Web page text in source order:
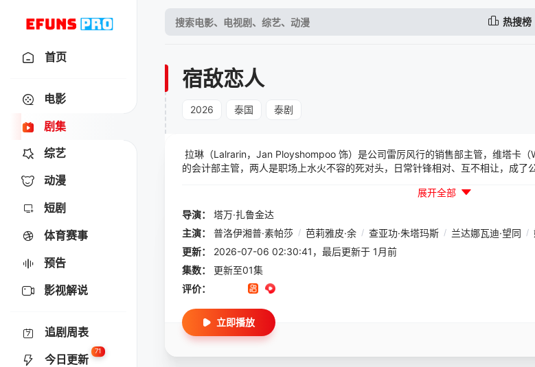
热搜榜
首页
电影
剧集
综艺
动漫
短剧
体育赛事
预告
影视解说
追剧周表
今日更新
71
宿敌恋人
2026 泰国 泰剧
拉琳（Lalrarin，Jan Ployshompoo 饰）是公司雷厉风行的销售部主管，维塔卡
的会计部主管，两人是职场上水火不容的死对头，日常针锋相对、互不相让，成了
只谈欲望不谈感情的炮友。从此，办公室里依旧是剑拔弩张的敌对场面，私下里却
会爱上你，因欲望而产生的关系是不可能产生爱情的。”这份始于欲望的约定，终究
的外壳被真情打破，这对“宿敌恋人”又该如何面对这份禁忌又炙热的感情？---本剧
展开全部
导演：
塔万·扎鲁金达
主演：
普洛伊湘普·素帕莎 / 芭莉雅皮·余 / 查亚功·朱塔玛斯 / 兰达娜瓦迪·望同 /
更新：
2026-07-06 02:30:41，最后更新于 1月前
集数：
更新至01集
评价：
立即播放